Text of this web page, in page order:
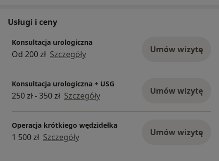
Usługi i ceny
Konsultacja urologiczna
Od 200 zł Szczegóły Umów wizytę
Konsultacja urologiczna + USG
250 zł - 350 zł Szczegóły Umów wizytę
Operacja krótkiego wędzidełka
1 500 zł Szczegóły Umów wizytę